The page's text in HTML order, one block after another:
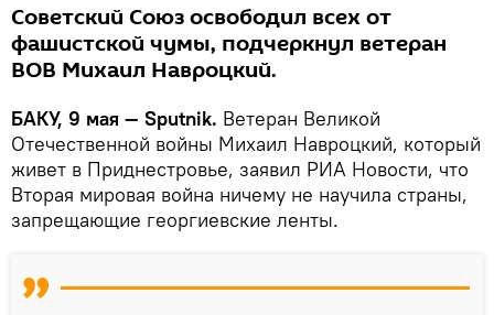
Советский Союз освободил всех от
фашистской чумы, подчеркнул ветеран
ВОВ Михаил Навроцкий.
БАКУ, 9 мая — Sputnik. Ветеран Великой
Отечественной войны Михаил Навроцкий, который
живет в Приднестровье, заявил РИА Новости, что
Вторая мировая война ничему не научила страны,
запрещающие георгиевские ленты.